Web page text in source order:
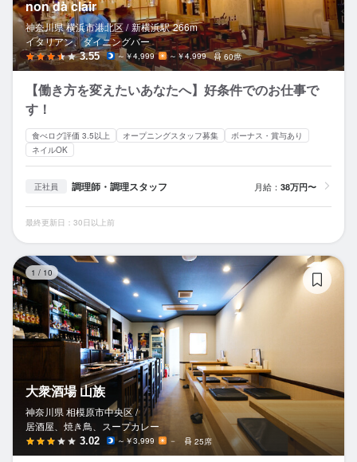
non dà clair
神奈川県 横浜市港北区 / 新横浜駅 266m
イタリアン、ダイニングバー
3.55 ～￥4,999 ～￥4,999 60席
【働き方を変えたいあなたへ】好条件でのお仕事で
す！
食べログ評価 3.5以上 オープニングスタッフ募集
ボーナス・賞与あり
ネイルOK
正社員 調理師・調理スタッフ 月給： 38万円〜
最終更新日：30日以上前
1 / 10
大衆酒場 山族
神奈川県 相模原市中央区 /
居酒屋、焼き鳥、スープカレー
3.02 ～￥3,999 － 25席